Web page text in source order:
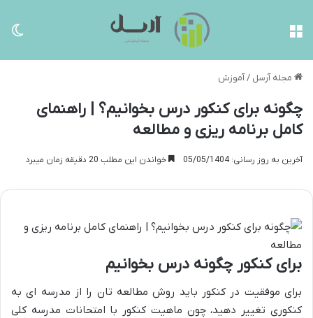
مجله آرسل /آموزش
چگونه برای کنکور درس بخوانیم؟ | راهنمای
کامل برنامه ریزی و مطالعه
آخرین به روز رسانی: 05/05/1404 خواندن این مطلب 20 دقیقه زمان میبرد
برای کنکور چگونه درس بخوانیم
برای موفقیت در کنکور باید روش مطالعه تان را از مدرسه ای به
کنکوری تغییر دهید، چون ماهیت کنکور با امتحانات مدرسه کلی